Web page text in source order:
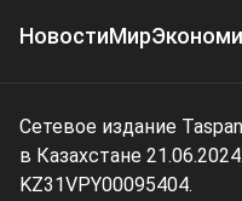
НовостиМир
Сетевое издание
в Казахстане
KZ31VPY00095404.